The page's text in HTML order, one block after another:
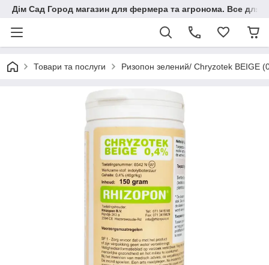
Дім Сад Город магазин для фермера та агронома. Все для
Товари та послуги Ризопон зелений/ Chryzotеk BEIGE